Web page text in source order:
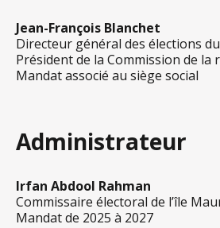
Jean-François Blanchet
Directeur général des élections
Président de la Commission de
Mandat associé au siège social
Administrateur
Irfan Abdool Rahman
Commissaire électoral de l’île
Mandat de 2025 à 2027